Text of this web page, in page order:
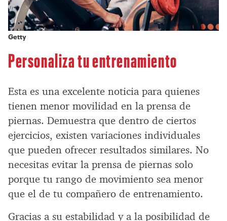
Getty
Personaliza tu entrenamiento
Esta es una excelente noticia para quienes
tienen menor movilidad en la prensa de
piernas. Demuestra que dentro de ciertos
ejercicios, existen variaciones individuales
que pueden ofrecer resultados similares. No
necesitas evitar la prensa de piernas solo
porque tu rango de movimiento sea menor
que el de tu compañero de entrenamiento.
Gracias a su estabilidad y a la posibilidad de